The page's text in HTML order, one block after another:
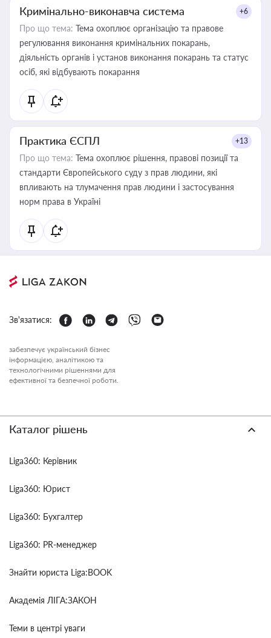
Кримінально-виконавча система +6
Про що тема: Тема охоплює організацію та правове
регулювання виконання кримінальних покарань,
діяльність органів і установ виконання покарань та статус
осіб, які відбувають покарання
Практика ЄСПЛ +13
Про що тема: Тема охоплює рішення, правові позиції та
стандарти Європейського суду з прав людини, які
впливають на тлумачення прав людини і застосування
норм права в Україні
Зв'язатися:
забезпечує український бізнес
інформацією, аналітикою та
технологічними рішеннями для
ефективної та безпечної роботи.
Каталог рішень
Liga360: Керівник
Liga360: Юрист
Liga360: Бухгалтер
Liga360: PR-менеджер
Знайти юриста Liga:BOOK
Академія ЛІГА:ЗАКОН
Теми в центрі уваги